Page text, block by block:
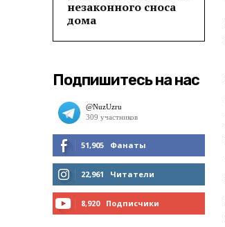
незаконного сноса
дома
Подпишитесь на нас
51,905 Фанаты
МНЕ НРАВИТСЯ
22,961 Читатели
8,920 Подписчики